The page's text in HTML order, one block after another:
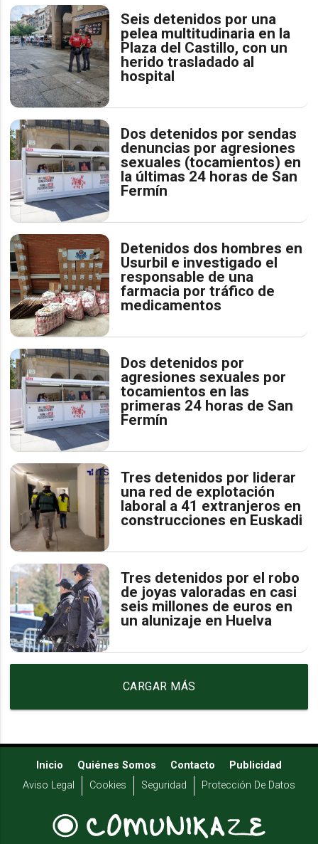
Seis detenidos por una
pelea multitudinaria en la
Plaza del Castillo, con un
herido trasladado al
hospital
Dos detenidos por sendas
denuncias por agresiones
sexuales (tocamientos) en
la últimas 24 horas de San
Fermín
Detenidos dos hombres en
Usurbil e investigado el
responsable de una
farmacia por tráfico de
medicamentos
Dos detenidos por
agresiones sexuales por
tocamientos en las
primeras 24 horas de San
Fermín
Tres detenidos por liderar
una red de explotación
laboral a 41 extranjeros en
construcciones en Euskadi
Tres detenidos por el robo
de joyas valoradas en casi
seis millones de euros en
un alunizaje en Huelva
CARGAR MÁS
Inicio Quiénes Somos Contacto
Publicidad
Aviso Legal
Cookies Seguridad Protección De Datos